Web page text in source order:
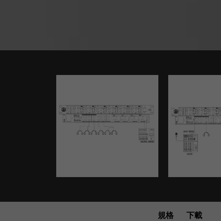
規格 下載